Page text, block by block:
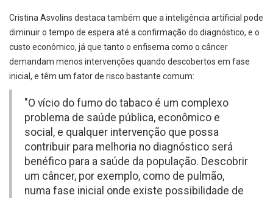
Cristina Asvolins destaca também que a inteligência artificial pode
diminuir o tempo de espera até a confirmação do diagnóstico, e o
custo econômico, já que tanto o enfisema como o câncer
demandam menos intervenções quando descobertos em fase
inicial, e têm um fator de risco bastante comum:
"O vício do fumo do tabaco é um complexo
problema de saúde pública, econômico e
social, e qualquer intervenção que possa
contribuir para melhoria no diagnóstico será
benéfico para a saúde da população. Descobrir
um câncer, por exemplo, como de pulmão,
numa fase inicial onde existe possibilidade de